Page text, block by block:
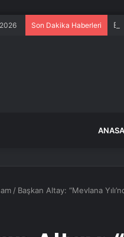
Son Dakika Haberleri
/ Başkan Altay: “Mevlana